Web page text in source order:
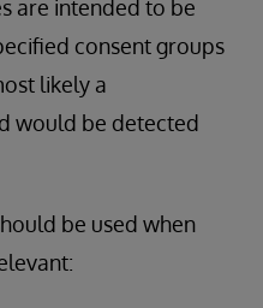
are intended to be
consent groups
likely a
would be detected
be used when